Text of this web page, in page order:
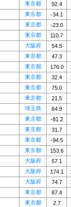
東京都
92.4
東京都
-34.1
東京都
-23.0
東京都
110.7
大阪府
54.5
東京都
47.3
東京都 176.0
東京都 32.4
東京都
75.0
東京都
21.5
埼玉県
64.9
東京都
-81.2
東京都
31.7
東京都
-94.5
東京都 153.6
大阪府 57.1
大阪府 174.1
大阪府 74.7
東京都
87.4
東京都
2.7